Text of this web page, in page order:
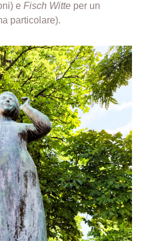
e Fisch Witte per un
particolare).